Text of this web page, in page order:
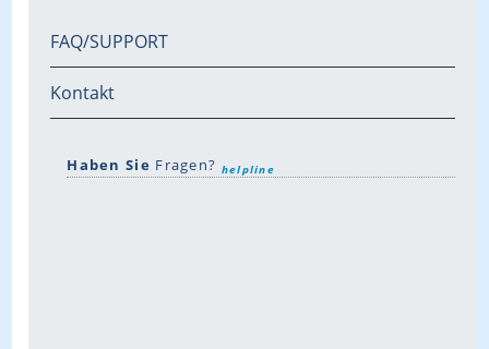
FAQ/SUPPORT
Kontakt
Haben Sie Fragen? helpline